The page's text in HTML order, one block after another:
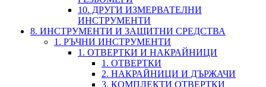
10. ДРУГИ ИЗМЕРВАТЕЛНИ
ИНСТРУМЕНТИ
8. ИНСТРУМЕНТИ И ЗАЩИТНИ СРЕДСТВА
1. РЪЧНИ ИНСТРУМЕНТИ
1. ОТВЕРТКИ И НАКРАЙНИЦИ
1. ОТВЕРТКИ
2. НАКРАЙНИЦИ И ДЪРЖАЧИ
3. КОМПЛЕКТИ ОТВЕРТКИ